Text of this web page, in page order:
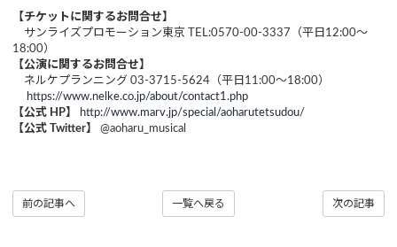
【チケットに関するお問合せ】
サンライズプロモーション東京 TEL:0570-00-3337（平日12:00～
18:00）
【公演に関するお問合せ】
ネルケプランニング 03-3715-5624（平日11:00～18:00）
https://www.nelke.co.jp/about/contact1.php ​
【公式 HP】
http://www.marv.jp/special/aoharutetsudou/
【公式 Twitter】
@aoharu_musical
次の記事
一覧へ戻る
前の記事へ